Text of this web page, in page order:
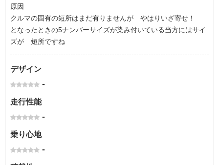
原因
クルマの固有の短所はまだ有りませんが やはりいざ寄せ！
となったときの5ナンバーサイズが染み付いている当方にはサイ
ズが 短所ですね
デザイン
-
走行性能
-
乗り心地
-